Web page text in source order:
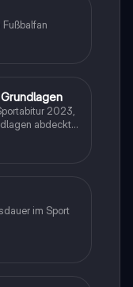
2023,
abdeckt,
im Sport